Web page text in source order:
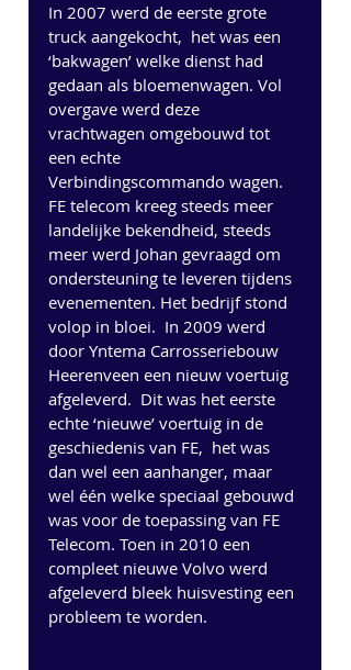
In 2007 werd de eerste grote
truck aangekocht,  het was een
‘bakwagen’ welke dienst had
gedaan als bloemenwagen. Vol
overgave werd deze
vrachtwagen omgebouwd tot
een echte
Verbindingscommando wagen.
FE telecom kreeg steeds meer
landelijke bekendheid, steeds
meer werd Johan gevraagd om
ondersteuning te leveren tijdens
evenementen. Het bedrijf stond
volop in bloei.  In 2009 werd
door Yntema Carrosseriebouw
Heerenveen een nieuw voertuig
afgeleverd.  Dit was het eerste
echte ‘nieuwe’ voertuig in de
geschiedenis van FE,  het was
dan wel een aanhanger, maar
wel één welke speciaal gebouwd
was voor de toepassing van FE
Telecom. Toen in 2010 een
compleet nieuwe Volvo werd
afgeleverd bleek huisvesting een
probleem te worden.